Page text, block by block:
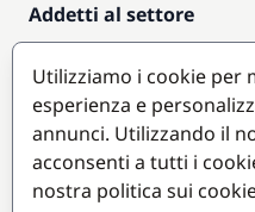
Addetti al settore
Accesso armatori
Diventare partner
Destinazioni popolari
Utilizziamo i cookie per
esperienza e
annunci. Utilizzando il
acconsenti a tutti i
nostra politica sui